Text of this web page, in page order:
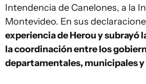
Intendencia de Canelones, a la
Montevideo. En sus
experiencia de Herou y subrayó
la coordinación entre los
departamentales, municipales